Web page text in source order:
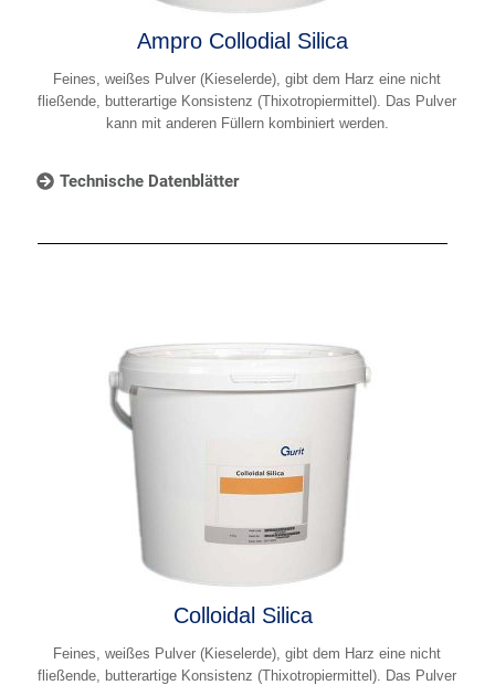
Ampro Collodial Silica
Feines, weißes Pulver (Kieselerde), gibt dem Harz eine nicht
fließende, butterartige Konsistenz (Thixotropiermittel). Das Pulver
kann mit anderen Füllern kombiniert werden.
Technische Datenblätter
Colloidal Silica
Feines, weißes Pulver (Kieselerde), gibt dem Harz eine nicht
fließende, butterartige Konsistenz (Thixotropiermittel). Das Pulver